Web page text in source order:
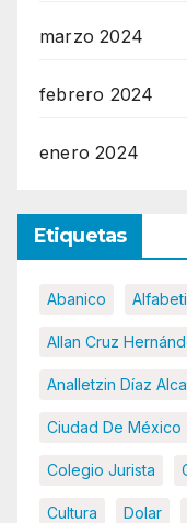
marzo 2024
febrero 2024
enero 2024
Etiquetas
Abanico
Allan Cruz
Analletzin Díaz
Ciudad De México
Colegio Jurista
Cultura Dolar